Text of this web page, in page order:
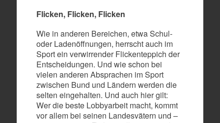
Flicken, Flicken, Flicken
Wie in anderen Bereichen, etwa Schul-
oder Ladenöffnungen, herrscht auch im
Sport ein verwirrender Flickenteppich der
Entscheidungen. Und wie schon bei
vielen anderen Absprachen im Sport
zwischen Bund und Ländern werden die
selten eingehalten. Und auch hier gilt:
Wer die beste Lobbyarbeit macht, kommt
vor allem bei seinen Landesvätern und –